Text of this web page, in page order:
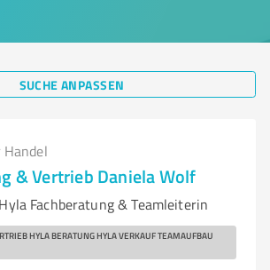
SUCHE ANPASSEN
& Vertrieb Daniela Wolf
Fachberatung & Teamleiterin
HYLA BERATUNG HYLA VERKAUF TEAMAUFBAU